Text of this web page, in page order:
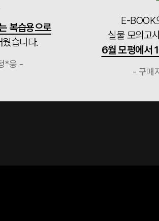
E-BOOK으로도 풀고,
실물 모의고사로도 풀었
6월 모평에서 1등급 받았
- 구매자 정*연 -